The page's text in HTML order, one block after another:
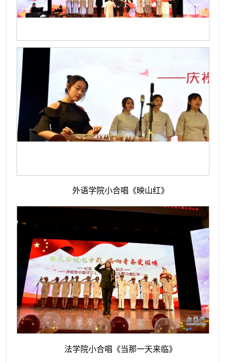
外语学院小合唱《映山红》
法学院小合唱《当那一天来临》